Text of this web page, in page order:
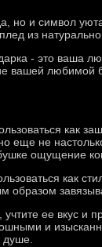
но и символ
из
- это ваша
вашей любимой
как
еще не
ощущение
как
ее вкус и
и
душе.